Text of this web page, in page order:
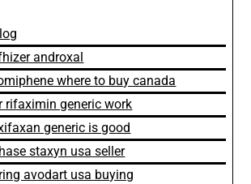
androxal
where to buy canada
rifaximin generic work
generic is good
staxyn usa seller
avodart usa buying